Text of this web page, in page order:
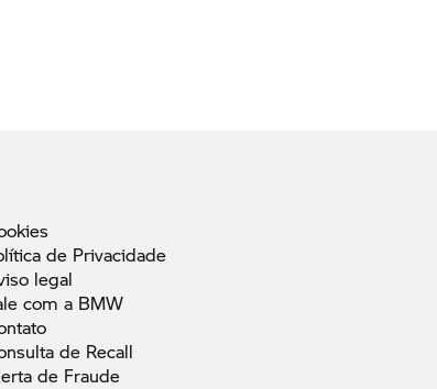
de Privacidade
legal
com a BMW
de Recall
de Fraude